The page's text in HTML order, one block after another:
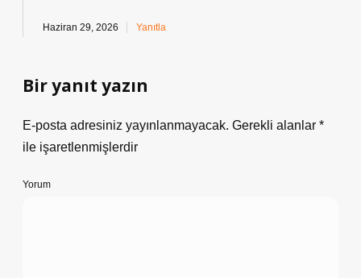
Haziran 29, 2026 Yanıtla
Bir yanıt yazın
E-posta adresiniz yayınlanmayacak. Gerekli alanlar *
ile işaretlenmişlerdir
Yorum